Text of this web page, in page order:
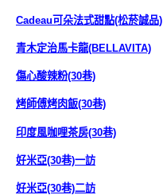
Cadeau可朵法式甜點(松菸誠品)
青木定治馬卡龍(BELLAVITA)
傷心酸辣粉(30巷)
烤師傅烤肉飯(30巷)
印度風咖哩茶房(30巷)
好米亞(30巷)一訪
好米亞(30巷)二訪